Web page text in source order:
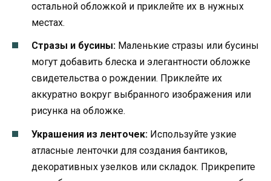
остальной обложкой и приклейте их в нужных
местах.
Стразы и бусины: Маленькие стразы или бусины
могут добавить блеска и элегантности обложке
свидетельства о рождении. Приклейте их
аккуратно вокруг выбранного изображения или
рисунка на обложке.
Украшения из ленточек: Используйте узкие
атласные ленточки для создания бантиков,
декоративных узелков или складок. Прикрепите